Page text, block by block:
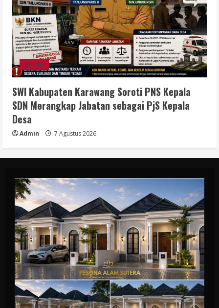
Berita
SWI Kabupaten Karawang Soroti PNS Kepala
SDN Merangkap Jabatan sebagai PjS Kepala
Desa
Admin 7 Agustus 2026